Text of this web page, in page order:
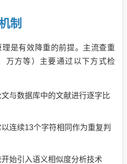
制
是有效降重的前提。主流查重
万方等）主要通过以下方式检
文与数据库中的文献进行逐字比
以连续13个字符相同作为重复判
开始引入语义相似度分析技术